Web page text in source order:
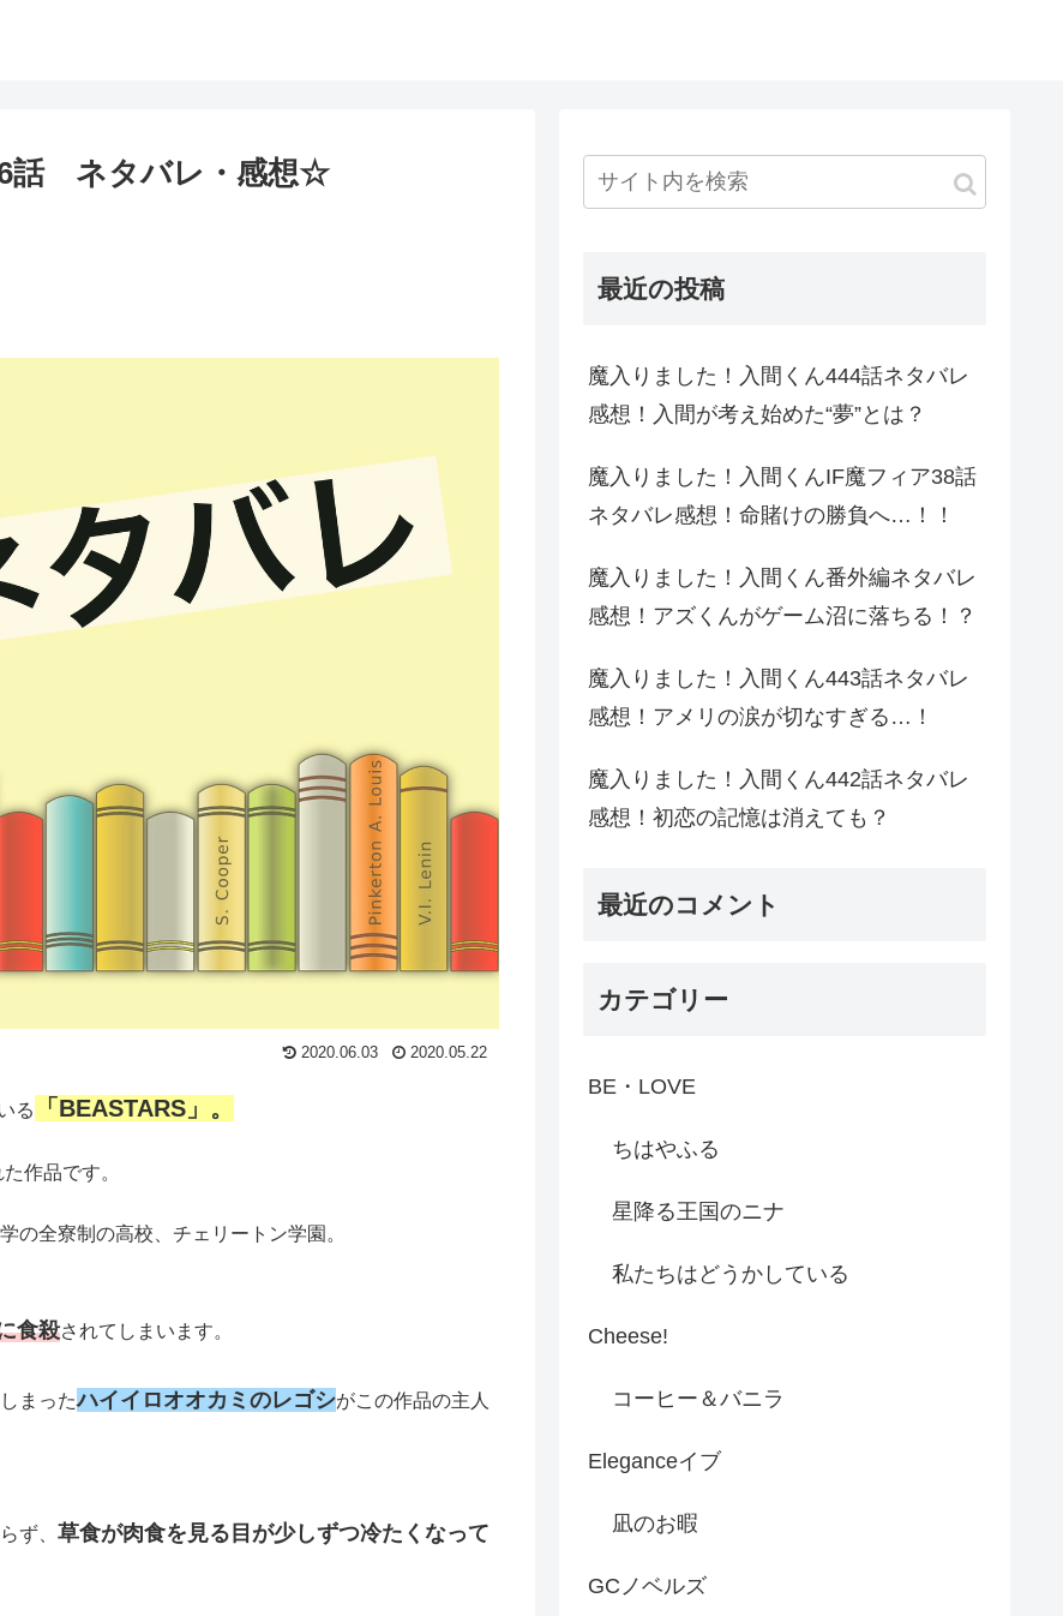
話 ネタバレ・感想☆
2020.06.03 2020.05.22
る 「BEASTARS」。
作品です。
の全寮制の高校、チェリートン学園。
食殺されてしまいます。
まったハイイロオオカミのレゴシがこの作品の主人
ず、 草食が肉食を見る目が少しずつ冷たくなって
最近の投稿
魔入りました！入間くん444話ネタバレ
感想！入間が考え始めた“夢”とは？
魔入りました！入間くんIF魔フィア38話
ネタバレ感想！命賭けの勝負へ…！！
魔入りました！入間くん番外編ネタバレ
感想！アズくんがゲーム沼に落ちる！？
魔入りました！入間くん443話ネタバレ
感想！アメリの涙が切なすぎる…！
魔入りました！入間くん442話ネタバレ
感想！初恋の記憶は消えても？
最近のコメント
カテゴリー
BE・LOVE
ちはやふる
星降る王国のニナ
私たちはどうかしている
Cheese!
コーヒー＆バニラ
Eleganceイブ
凪のお暇
GCノベルズ